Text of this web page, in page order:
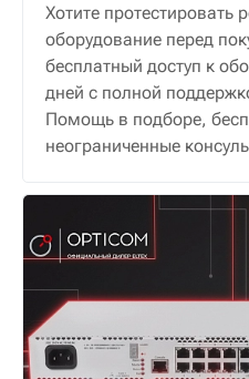
Хотите протестировать
оборудование перед
бесплатный доступ к
дней с полной
Помощь в подборе,
неограниченные